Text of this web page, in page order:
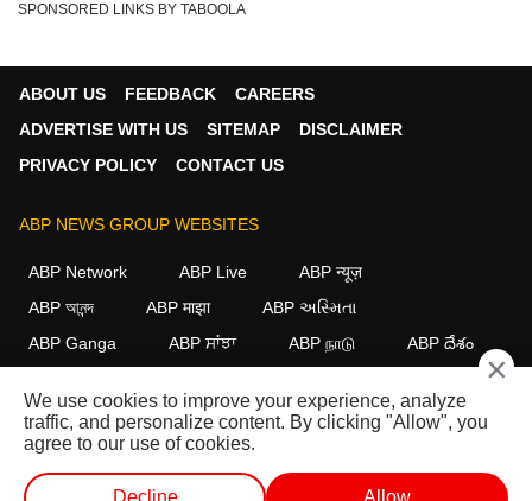
SPONSORED LINKS BY TABOOLA
ABOUT US FEEDBACK
CAREERS
ADVERTISE WITH US
SITEMAP
DISCLAIMER
PRIVACY POLICY
CONTACT US
ABP NEWS GROUP WEBSITES
ABP Network ABP Live
ABP न्यूज़
ABP আনন্দ
ABP माझा
ABP અસ્મિતા
ABP Ganga
ABP ਸਾਂਝਾ ABP நாடு ABP దేశం
FOLLOW US
This website follows the DNPA Code of Ethics.
Copyright@2026.
×
We use cookies to improve your experience, analyze
traffic, and personalize content. By clicking "Allow", you
agree to our use of cookies.
Decline Allow